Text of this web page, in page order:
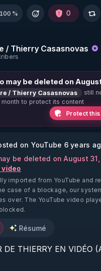
/ Thierry Casasnovas
100 % 0
may be deleted on
/ Thierry Casasnovas
still
month to protect its content
Protect
on YouTube 6 years
be deleted on August
imported from YouTube and
case of a blockage, our
over. The YouTube video
Résumé
DE THIERRY EN VIDÉO